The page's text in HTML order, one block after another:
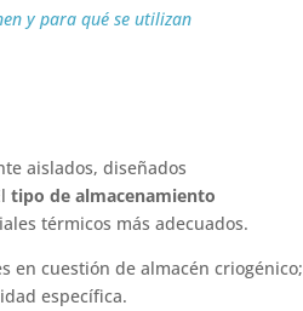
y para qué se utilizan
aislados, diseñados
tipo de almacenamiento
térmicos más adecuados.
en cuestión de almacén criogénico;
específica.